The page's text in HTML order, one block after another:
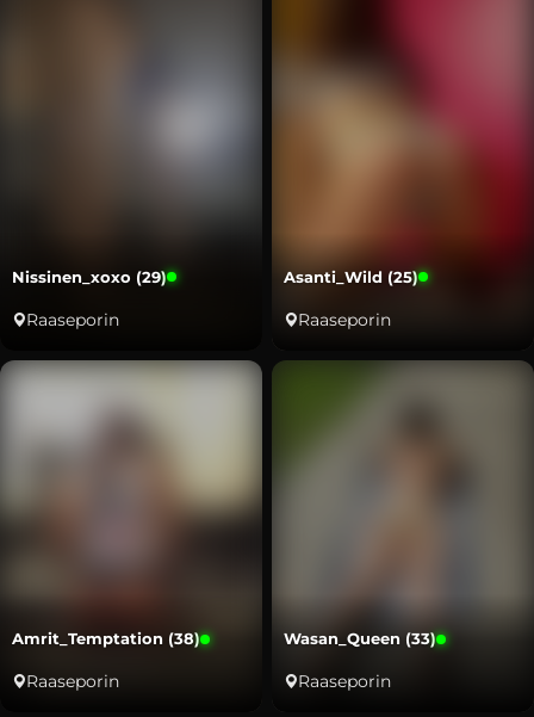
Nissinen_xoxo (29)
Raaseporin
Asanti_Wild (25)
Raaseporin
Amrit_Temptation (38)
Raaseporin
Wasan_Queen (33)
Raaseporin